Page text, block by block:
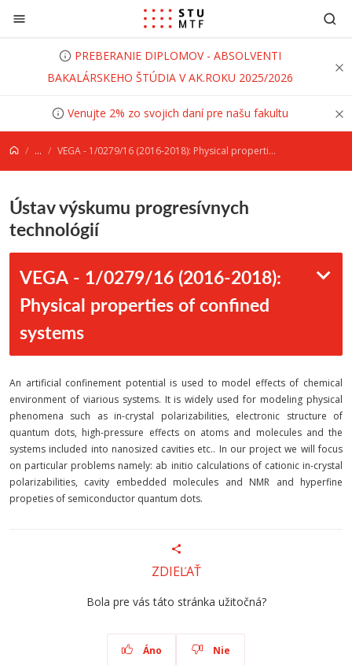
Prejsť na obsah
PREBERANIE DIPLOMOV - ABSOLVENTI
BAKALÁRSKEHO ŠTÚDIA V AK.ROKU 2025/2026
Venujte 2% zo svojich daní pre našu fakultu
... VEGA - 1/0279/16 (2016-2018): Physical properties of confined systems
Ústav výskumu progresívnych
technológií
VEGA - 1/0279/16 (2016-2018):
Physical properties of confined
systems
An artificial confinement potential is used to model effects of chemical
environment of viarious systems. It is widely used for modeling physical
phenomena such as in-crystal polarizabilities, electronic structure of
quantum dots, high-pressure effects on atoms and molecules and the
systems included into nanosized cavities etc.. In our project we will focus
on particular problems namely: ab initio calculations of cationic in-crystal
polarizabilities, cavity embedded molecules and NMR and hyperfine
propeties of semiconductor quantum dots.
ZDIEĽAŤ
Bola pre vás táto stránka užitočná?
Áno Nie